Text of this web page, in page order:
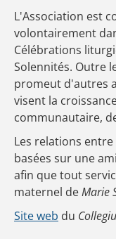
L'Association est
volontairement
Célébrations
Solennités. Outre
promeut d'autres
visent la
communautaire,
Les relations
basées sur une
afin que tout
maternel de Marie
Site web du